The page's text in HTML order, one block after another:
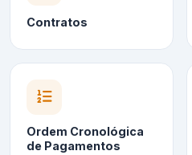
Contratos
Ordem Cronológica
de Pagamentos